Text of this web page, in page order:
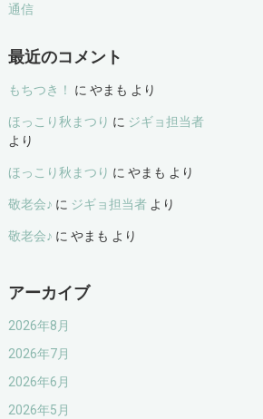
通信
最近のコメント
もちつき！ にやまも より
ほっこり秋まつり に ジギョ担当者
より
ほっこり秋まつり にやまも より
敬老会♪ に ジギョ担当者 より
敬老会♪ にやまも より
アーカイブ
2026年8月
2026年7月
2026年6月
2026年5月